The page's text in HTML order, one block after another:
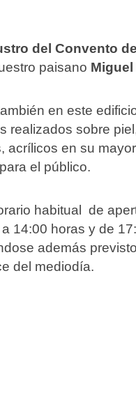
del Convento
paisano
en este
realizados sobre
acrílicos en su
el público.
habitual de
14:00 horas y de
además
del mediodía.